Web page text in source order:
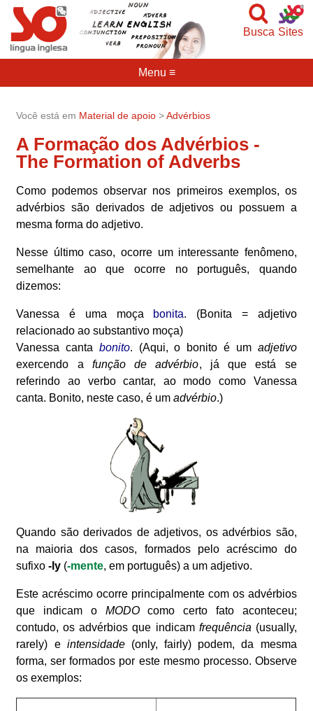
Sites
Busca
Você está em Material de apoio >Advérbios
A Formação dos Advérbios -
The Formation of Adverbs
Como podemos observar nos primeiros exemplos, os
advérbios são derivados de adjetivos ou possuem a
mesma forma do adjetivo.
Nesse último caso, ocorre um interessante fenômeno,
semelhante ao que ocorre no português, quando
dizemos:
Vanessa é uma moça bonita. (Bonita = adjetivo
relacionado ao substantivo moça)
Vanessa canta bonito. (Aqui, o bonito é um adjetivo
exercendo a função de advérbio, já que está se
referindo ao verbo cantar, ao modo como Vanessa
canta. Bonito, neste caso, é umadvérbio.)
Quando são derivados de adjetivos, os advérbios são,
na maioria dos casos, formados pelo acréscimo do
sufixo-ly (-mente, em português) a um adjetivo.
Este acréscimo ocorre principalmente com os advérbios
que indicam o MODOcomo certo fato aconteceu;
contudo, os advérbios que indicam frequência (usually,
rarely) e intensidade (only, fairly) podem, da mesma
forma, ser formados por este mesmo processo. Observe
os exemplos: